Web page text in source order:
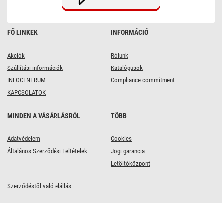
FŐ LINKEK
Akciók
Szállítási információk
INFOCENTRUM
KAPCSOLATOK
INFORMÁCIÓ
Rólunk
Katalógusok
Compliance commitment
MINDEN A VÁSÁRLÁSRÓL
Adatvédelem
Általános Szerződési Feltételek
TÖBB
Cookies
Jogi garancia
Letöltőközpont
Szerződéstől való elállás